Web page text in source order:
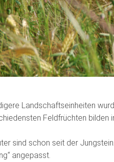
Landschaftseinheiten
Feldfrüchten
sind schon seit der
angepasst.